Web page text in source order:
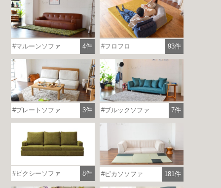
マルーンソファ 4件 フロフロ 93件
プレートソファ 3件 ブルックソファ 7件
ピクシーソファ 8件 ピカソソファ 181件